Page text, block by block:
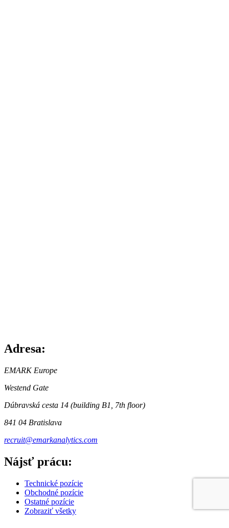
Adresa:
EMARK Europe
Westend Gate
Dúbravská cesta 14 (building B1, 7th floor)
841 04 Bratislava
recruit@emarkanalytics.com
Nájsť prácu:
Technické pozície
Obchodné pozície
Ostatné pozície
Zobraziť všetky